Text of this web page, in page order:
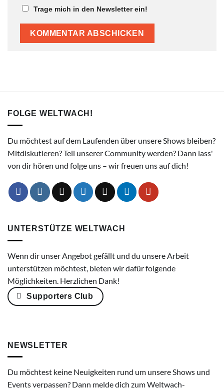
Trage mich in den Newsletter ein!
FOLGE WELTWACH!
Du möchtest auf dem Laufenden über unsere Shows bleiben?
Mitdiskutieren? Teil unserer Community werden? Dann lass'
von dir hören und folge uns – wir freuen uns auf dich!
UNTERSTÜTZE WELTWACH
Wenn dir unser Angebot gefällt und du unsere Arbeit
unterstützen möchtest, bieten wir dafür folgende
Möglichkeiten. Herzlichen Dank!
Supporters Club
NEWSLETTER
Du möchtest keine Neuigkeiten rund um unsere Shows und
Events verpassen? Dann melde dich zum Weltwach-